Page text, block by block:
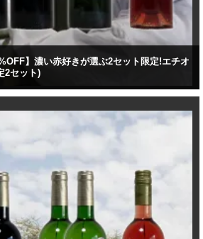
】濃い赤好きが選ぶ2セット限定!エチオ
2セット)